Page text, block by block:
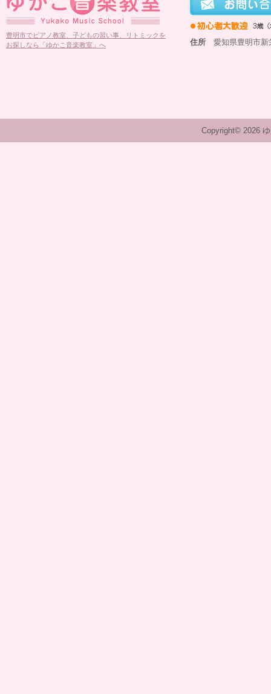
豊明市でピアノ教室、子どもの習い事、リトミックを
お探しなら「ゆかこ音楽教室」へ
住所 愛知県豊明市新
Copyright© 2026